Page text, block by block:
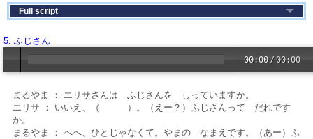
Full script
5. ふじさん
00:00 /00:00
まるやま ： エリサさんは ふじさんを しっていますか。
エリサ ： いいえ、（ ）。（えー？）ふじさんって だれです
か。
まるやま ： へへ、ひとじゃなくて。やまの なまえです。（あー）ふ